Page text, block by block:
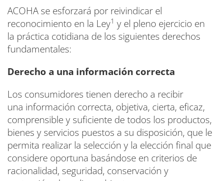
ACOHA se esforzará por reivindicar el
reconocimiento en la Ley1 y el pleno ejercicio en
la práctica cotidiana de los siguientes derechos
fundamentales:
Derecho a una información correcta
Los consumidores tienen derecho a recibir
una información correcta, objetiva, cierta, eficaz,
comprensible y suficiente de todos los productos,
bienes y servicios puestos a su disposición, que le
permita realizar la selección y la elección final que
considere oportuna basándose en criterios de
racionalidad, seguridad, conservación y